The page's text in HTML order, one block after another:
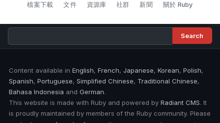
檔案下載 文件 資源庫 社群 新聞 關於 Ruby
Content available in English, French, Japanese, Korean, Polish,
Spanish, Portuguese, Simplified Chinese, Traditional Chinese,
Bahasa Indonesia and German.
This website is made with Ruby and powered by Radiant CMS. It
is proudly maintained by members of the Ruby community. Please